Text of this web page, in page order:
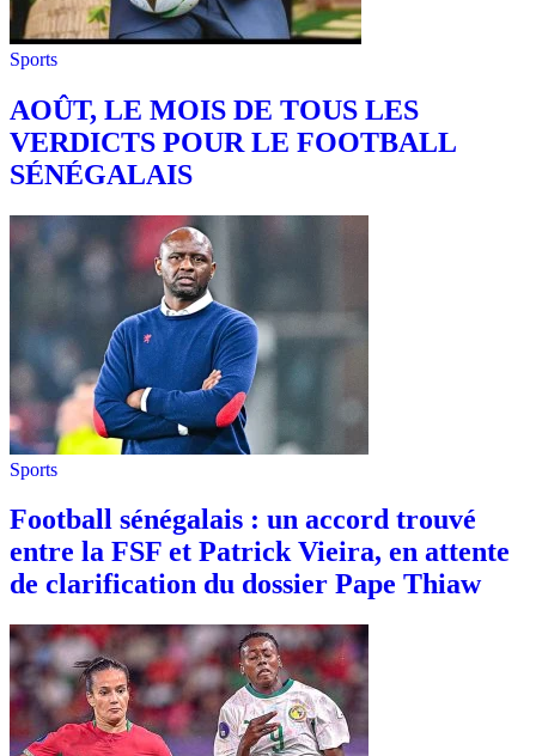
Sports
AOÛT, LE MOIS DE TOUS LES
VERDICTS POUR LE FOOTBALL
SÉNÉGALAIS
Sports
Football sénégalais : un accord trouvé
entre la FSF et Patrick Vieira, en attente
de clarification du dossier Pape Thiaw